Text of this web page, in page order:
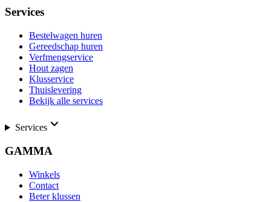
Services
Bestelwagen huren
Gereedschap huren
Verfmengservice
Hout zagen
Klusservice
Thuislevering
Bekijk alle services
Services
GAMMA
Winkels
Contact
Beter klussen